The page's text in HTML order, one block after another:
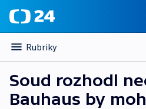
Rubriky
Soud rozhodl
Bauhaus by